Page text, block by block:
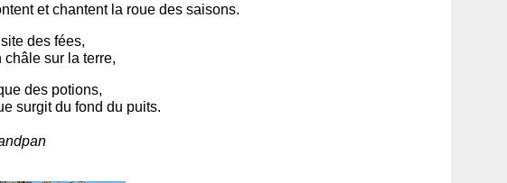
et chantent la roue des saisons.
des fées,
sur la terre,
des potions,
surgit du fond du puits.